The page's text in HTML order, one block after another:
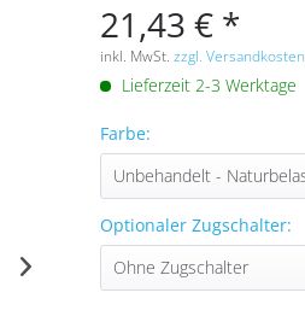
21,43 € *
inkl. MwSt.zzgl. Versandkosten
Lieferzeit 2-3 Werktage
Farbe:
Optionaler Zugschalter: